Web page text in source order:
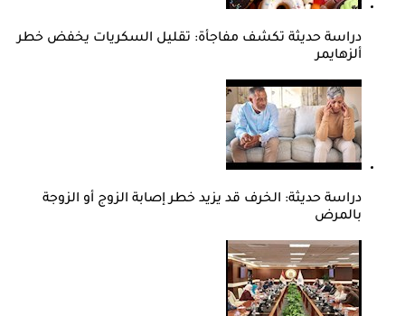
دراسة حديثة تكشف مفاجأة: تقليل السكريات يخفض خطر
ألزهايمر
دراسة حديثة: الخرف قد يزيد خطر إصابة الزوج أو الزوجة
بالمرض